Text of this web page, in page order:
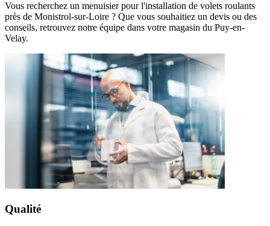
Vous recherchez un menuisier pour l'installation de volets roulants
près de Monistrol-sur-Loire ? Que vous souhaitiez un devis ou des
conseils, retrouvez notre équipe dans votre magasin du Puy-en-
Velay.
Qualité